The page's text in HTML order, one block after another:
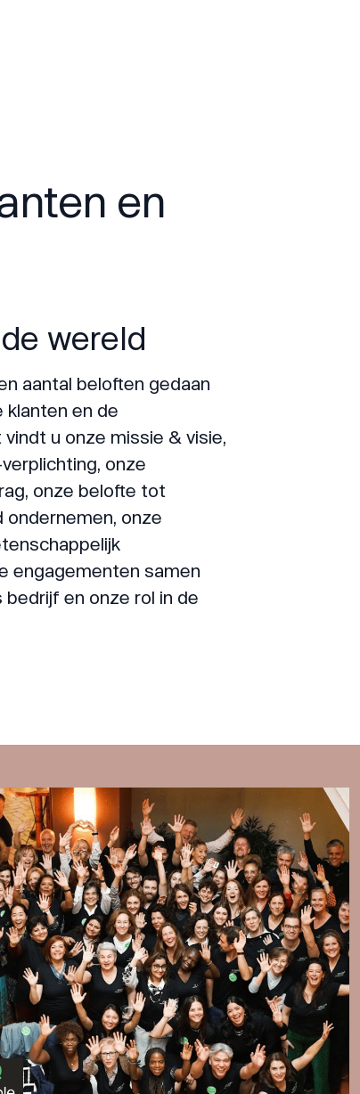
en
wereld
aantal beloften gedaan
klanten en de
u onze missie & visie,
onze
onze belofte tot
onze
engagementen samen
bedrijf en onze rol in de